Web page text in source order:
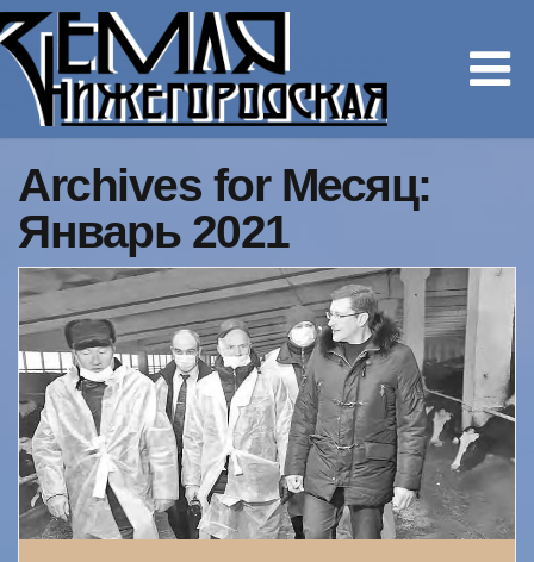
Archives for Месяц:
Январь 2021